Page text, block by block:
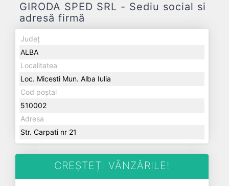
GIRODA SPED SRL - Sediu social si
adresă firmă
Județ
ALBA
Localitatea
Loc. Micesti Mun. Alba Iulia
Cod poștal
510002
Adresa
Str. Carpati nr 21
CREȘTEȚI VÂNZĂRILE!